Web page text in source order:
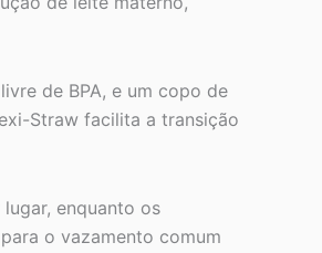
de BPA, e um copo de
Straw facilita a transição
enquanto os
o vazamento comum